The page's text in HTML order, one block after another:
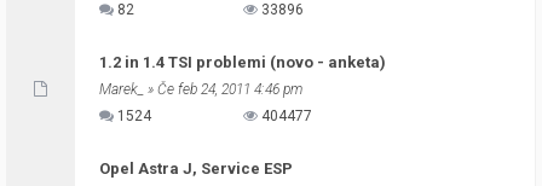
82
33896
1.2 in 1.4 TSI problemi (novo - anketa)
Marek_ » Če feb 24, 2011 4:46 pm
1524
404477
Opel Astra J, Service ESP